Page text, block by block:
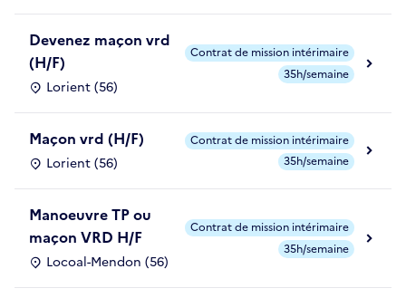
Devenez maçon vrd
(H/F)
Lorient (56)
Contrat de mission intérimaire
35h/semaine
Maçon vrd (H/F)
Lorient (56)
Contrat de mission intérimaire
35h/semaine
Manoeuvre TP ou
maçon VRD H/F
Locoal-Mendon (56)
Contrat de mission intérimaire
35h/semaine